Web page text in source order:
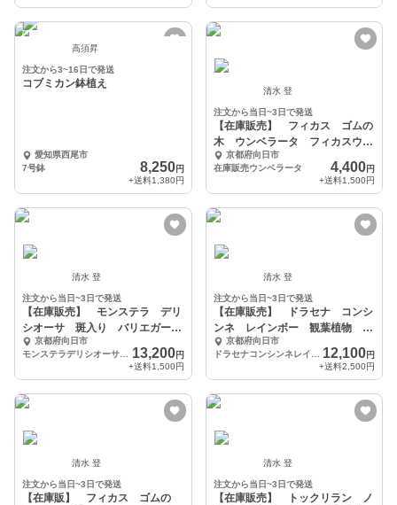
高須昇
注文から3~16日で発送
コブミカン鉢植え
愛知県西尾市
7号鉢
8,250円
+送料1,380円
清水 登
注文から当日~3日で発送
【在庫販売】 フィカス ゴムの
木 ウンベラータ フィカスウン
ベラータ インテリア
京都府向日市
在庫販売ウンベラータ
4,400円
+送料1,500円
清水 登
注文から当日~3日で発送
【在庫販売】 モンステラ デリ
シオーサ 斑入り バリエガー
タ レア 希少
京都府向日市
13,200円
+送料1,500円
清水 登
注文から当日~3日で発送
【在庫販売】 ドラセナ コンシ
ンネ レインボー 観葉植物 特
大 インテリア 室内
京都府向日市
12,100円
+送料2,500円
清水 登
注文から当日~3日で発送
【在庫販】 フィカス ゴムの
清水 登
注文から当日~3日で発送
【在庫販売】 トックリラン ノ